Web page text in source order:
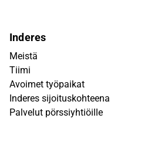
Inderes
Meistä
Tiimi
Avoimet työpaikat
Inderes sijoituskohteena
Palvelut pörssiyhtiöille